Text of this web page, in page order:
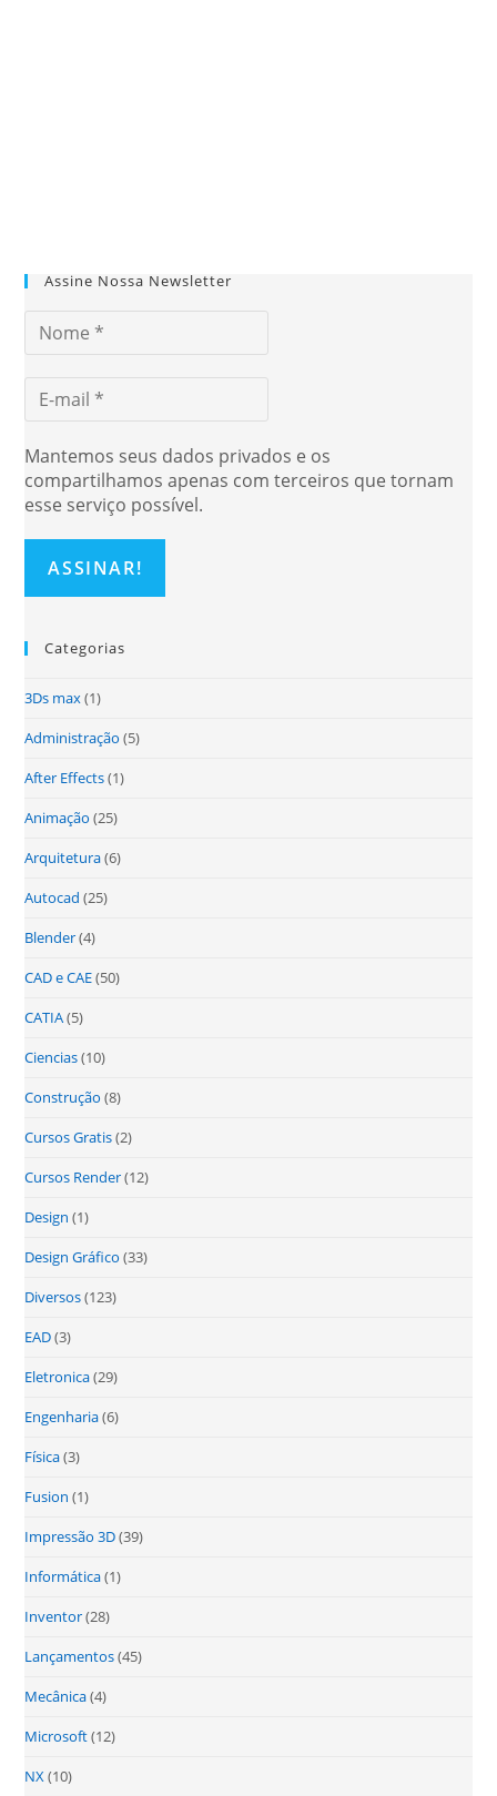
Assine Nossa Newsletter
Mantemos seus dados privados e os
compartilhamos apenas com terceiros que tornam
esse serviço possível.
Categorias
3Ds max(1)
Administração (5)
After Effects(1)
Animação (25)
Arquitetura(6)
Autocad (25)
Blender(4)
CAD e CAE(50)
CATIA(5)
Ciencias(10)
Construção (8)
Cursos Gratis(2)
Cursos Render(12)
Design (1)
Design Gráfico (33)
Diversos(123)
EAD(3)
Eletronica(29)
Engenharia(6)
Física(3)
Fusion (1)
Impressão 3D(39)
Informática(1)
Inventor(28)
Lançamentos(45)
Mecânica(4)
Microsoft(12)
NX(10)